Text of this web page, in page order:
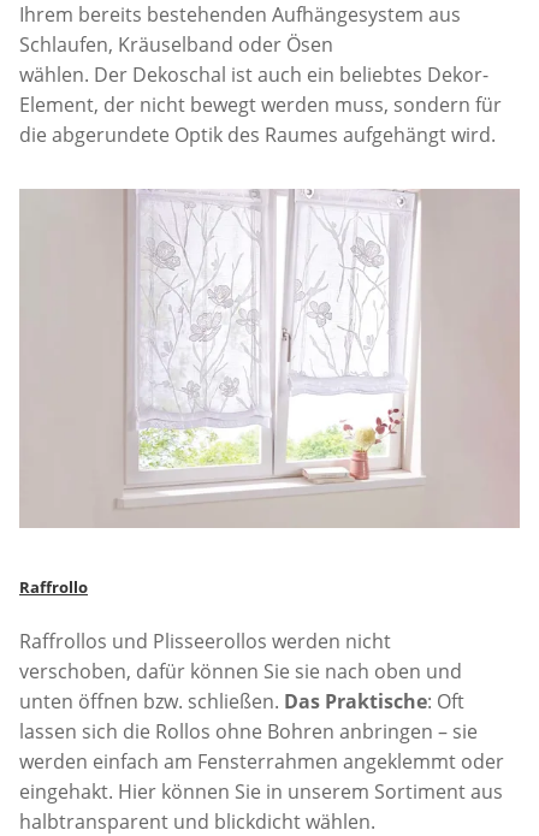
Ihrem bereits bestehenden Aufhängesystem aus
Schlaufen, Kräuselband oder Ösen
wählen. Der Dekoschal ist auch ein beliebtes Dekor-
Element, der nicht bewegt werden muss, sondern für
die abgerundete Optik des Raumes aufgehängt wird.
Raffrollo
Raffrollos und Plisseerollos werden nicht
verschoben, dafür können Sie sie nach oben und
unten öffnen bzw. schließen. Das Praktische: Oft
lassen sich die Rollos ohne Bohren anbringen – sie
werden einfach am Fensterrahmen angeklemmt oder
eingehakt. Hier können Sie in unserem Sortiment aus
halbtransparent und blickdicht wählen.